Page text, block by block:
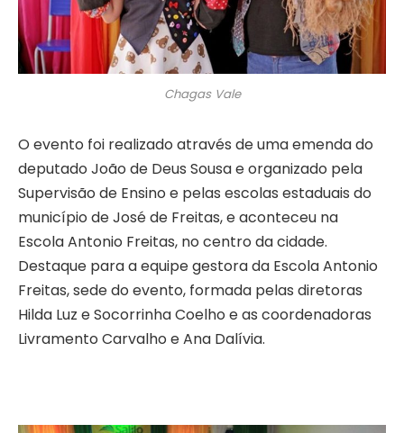
Chagas Vale
O evento foi realizado através de uma emenda do
deputado João de Deus Sousa e organizado pela
Supervisão de Ensino e pelas escolas estaduais do
município de José de Freitas, e aconteceu na
Escola Antonio Freitas, no centro da cidade.
Destaque para a equipe gestora da Escola Antonio
Freitas, sede do evento, formada pelas diretoras
Hilda Luz e Socorrinha Coelho e as coordenadoras
Livramento Carvalho e Ana Dalívia.